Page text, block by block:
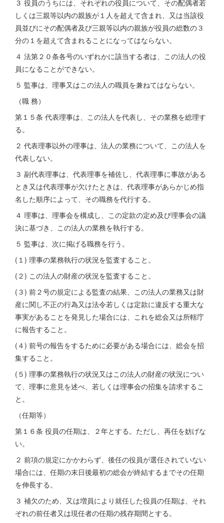
３ 役員のうちには、それぞれの役員について、その配偶者若
しくは三親等以内の親族が１人を超えて含まれ、又は当該役
員並びにその配偶者及び三親等以内の親族が役員の総数の３
分の１を超えて含まれることになってはならない。
４ 法第２０条各号のいずれかに該当する者は、この法人の役
員になることができない。
５ 監事は、理事又はこの法人の職員を兼ねてはならない。
（職 務）
第１５条 代表理事は、この法人を代表し、その業務を総理す
る。
２ 代表理事以外の理事は、法人の業務について、この法人を
代表しない。
３ 副代表理事は、代表理事を補佐し、代表理事に事故がある
とき又は代表理事が欠けたときは、代表理事があらかじめ指
名した順序によって、その職務を代行する。
４ 理事は、理事会を構成し、この定款の定め及び理事会の議
決に基づき、この法人の業務を執行する。
５ 監事は、次に掲げる職務を行う。
(１) 理事の業務執行の状況を監査すること。
(２) この法人の財産の状況を監査すること。
(３) 前２号の規定による監査の結果、この法人の業務又は財
産に関し不正の行為又は法令若しくは定款に違反する重大な
事実があることを発見した場合には、これを総会又は所轄庁
に報告すること。
(４) 前号の報告をするために必要がある場合には、総会を招
集すること。
(５) 理事の業務執行の状況又はこの法人の財産の状況につい
て、理事に意見を述べ、若しくは理事会の招集を請求するこ
と。
（任期等）
第１６条 役員の任期は、２年とする。ただし、再任を妨げな
い。
２ 前項の規定にかかわらず、後任の役員が選任されていない
場合には、任期の末日後最初の総会が終結するまでその任期
を伸長する。
３ 補欠のため、又は増員により就任した役員の任期は、それ
ぞれの前任者又は現任者の任期の残存期間とする。